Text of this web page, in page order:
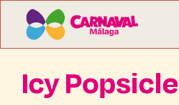
Icy Popsicle